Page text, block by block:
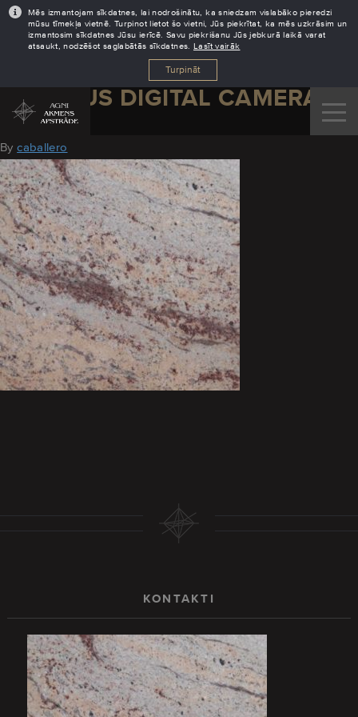
Mēs izmantojam sīkdatnes, lai nodrošinātu, ka sniedzam vislabāko pieredzi
mūsu tīmekļa vietnē. Turpinot lietot šo vietni, Jūs piekrītat, ka mēs uzkrāsim un
izmantosim sīkdatnes Jūsu ierīcē. Savu piekrišanu Jūs jebkurā laikā varat
atsaukt, nodzēšot saglabātās sīkdatnes. Lasīt vairāk
Turpināt
OLYMPUS DIGITAL CAMERA
August 11, 2016
Bycaballero
KONTAKTI